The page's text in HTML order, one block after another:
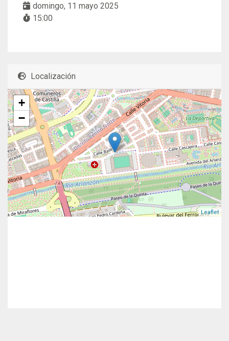
domingo, 11 mayo 2025
15:00
Localización
+
−
Leaflet